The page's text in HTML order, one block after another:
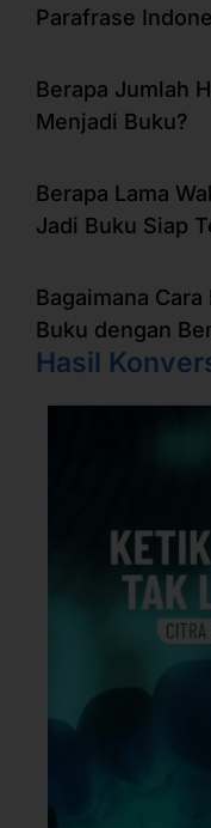
Parafrase
Berapa Jumlah
Menjadi Buku?
Berapa Lama
Jadi Buku Siap
Bagaimana
Buku dengan
Hasil